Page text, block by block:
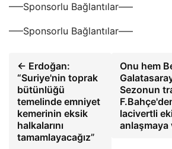
—–Sponsorlu Bağlantılar—–
—–Sponsorlu Bağlantılar—–
← Erdoğan:
“Suriye'nin toprak
bütünlüğü
temelinde emniyet
kemerinin eksik
halkalarını
tamamlayacağız”
Onu hem
Sezonun
lacivertli
anlaşmaya